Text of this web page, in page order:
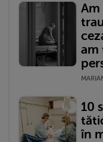
Am
am
10
în